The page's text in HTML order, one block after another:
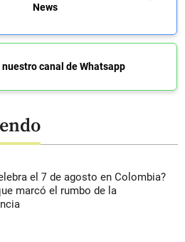
News
nuestro canal de Whatsapp
el 7 de agosto en Colombia?
marcó el rumbo de la